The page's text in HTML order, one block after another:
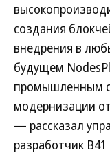
создания
внедрения в
будущем
промышленным
модернизации
— рассказал
разработчик